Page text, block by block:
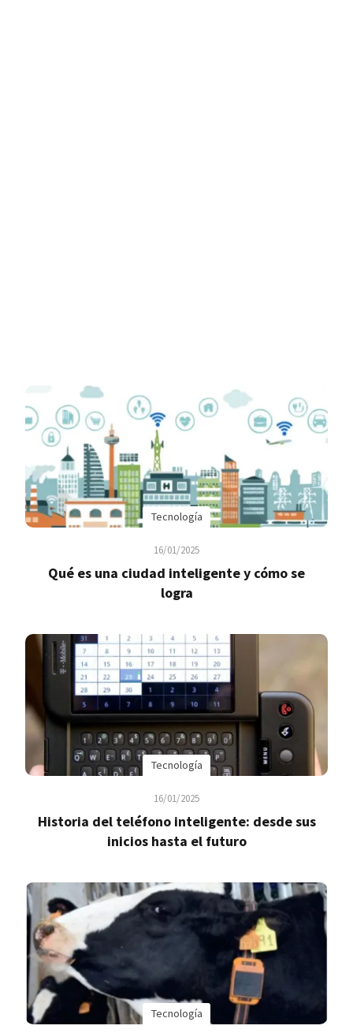
Tecnología
16/01/2025
Qué es una ciudad inteligente y cómo se
logra
Tecnología
16/01/2025
Historia del teléfono inteligente: desde sus
inicios hasta el futuro
Tecnología